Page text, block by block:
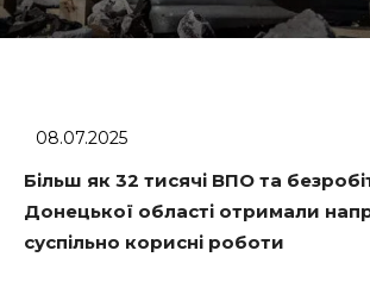
08.07.2025
Більш як 32 тисячі ВПО та
Донецької області отримали
суспільно корисні роботи